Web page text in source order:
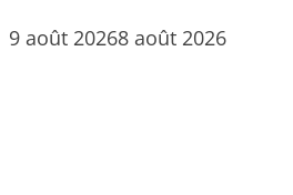
9 août 20268 août 2026